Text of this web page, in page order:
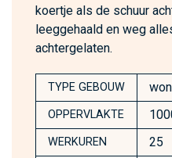
koertje als de schuur
leeggehaald en weg
achtergelaten.
TYPE GEBOUW
OPPERVLAKTE
WERKUREN 25